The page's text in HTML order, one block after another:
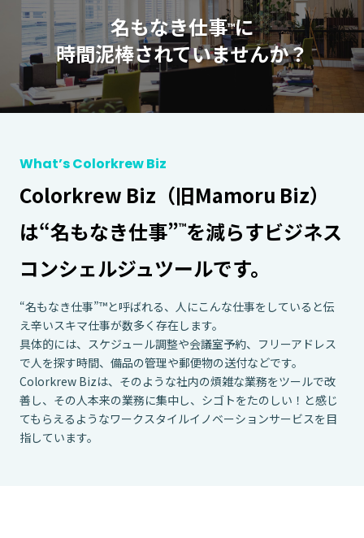
名もなき仕事™に
時間泥棒されていませんか？
What’s Colorkrew Biz
Colorkrew Biz（旧Mamoru Biz）
は“名もなき仕事”™を減らすビジネス
コンシェルジュツールです。
“名もなき仕事”™と呼ばれる、人にこんな仕事をしていると伝
え辛いスキマ仕事が数多く存在します。
具体的には、スケジュール調整や会議室予約、フリーアドレス
で人を探す時間、 備品の管理や郵便物の送付などです。
Colorkrew Bizは、そのような社内の煩雑な業務をツールで改
善し、 その人本来の業務に集中し、シゴトをたのしい！と感じ
てもらえるようなワークスタイルイノベーションサービスを目
指しています。